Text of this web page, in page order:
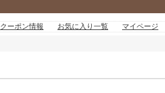
クーポン情報
お気に入り一覧 マイページ